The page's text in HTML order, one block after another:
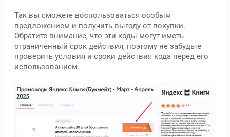
Так вы сможете воспользоваться особым
предложением и получить выгоду от покупки.
Обратите внимание, что эти коды могут иметь
ограниченный срок действия, поэтому не забудьте
проверить условия и сроки действия кода перед его
использованием.